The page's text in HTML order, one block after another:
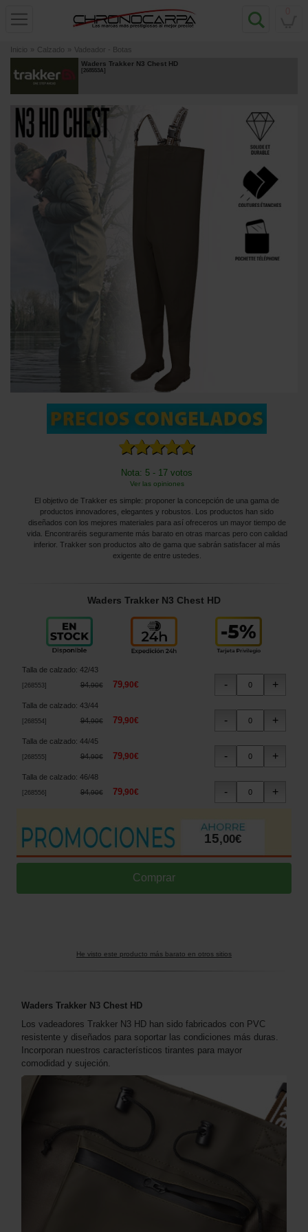
Inicio » Calzado » Vadeador - Botas
Waders Trakker N3 Chest HD
[268553A]
Nota: 5 - 17 votos
Ver las opiniones
El objetivo de Trakker es simple: proponer la concepción de una gama de
productos innovadores, elegantes y robustos. Los productos han sido
diseñados con los mejores materiales para así ofreceros un mayor tiempo de
vida. Encontraréis seguramente más barato en otras marcas pero con calidad
inferior. Trakker son productos alto de gama que sabrán satisfacer al más
exigente de entre ustedes.
Waders Trakker N3 Chest HD
Talla de calzado: 42/43
268553 ] 94,90€ 79,90€
Talla de calzado: 43/44
268554] 94,90€ 79,90€
Talla de calzado: 44/45
268555] 94,90€ 79,90€
Talla de calzado: 46/48
268556] 94,90€ 79,90€
15,00€
He visto este producto más barato en otros sitios
Waders Trakker N3 Chest HD
Los vadeadores Trakker N3 HD han sido fabricados con PVC
resistente y diseñados para soportar las condiciones más duras.
Incorporan nuestros característicos tirantes para mayor
comodidad y sujeción.